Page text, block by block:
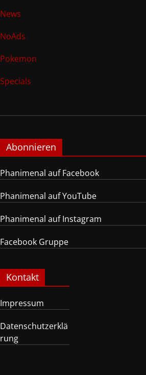
News
NoAds
Pokemon
Specials
Abonnieren
Phanimenal auf Facebook
Phanimenal auf YouTube
Phanimenal auf Instagram
Facebook Gruppe
Kontakt
Impressum
Datenschutzerklä
rung